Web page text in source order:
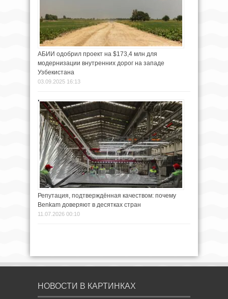
АБИИ одобрил проект на $173,4 млн для
модернизации внутренних дорог на западе
Узбекистана
03.09.2025 16:13
Репутация, подтверждённая качеством: почему
Benkam доверяют в десятках стран
11.07.2026 00:10
НОВОСТИ В КАРТИНКАХ